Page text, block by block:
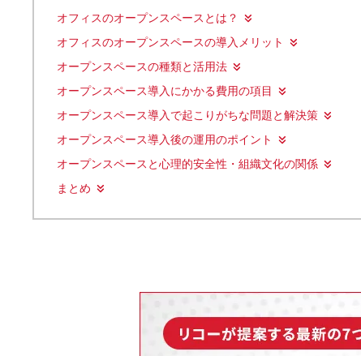
オフィスのオープンスペースとは？
オフィスのオープンスペースの導入メリット
オープンスペースの種類と活用法
オープンスペース導入にかかる費用の項目
オープンスペース導入で起こりがちな問題と解決策
オープンスペース導入後の運用のポイント
オープンスペースと心理的安全性・組織文化の関係
まとめ